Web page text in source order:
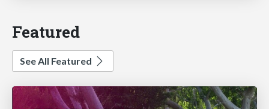
Featured
See All Featured